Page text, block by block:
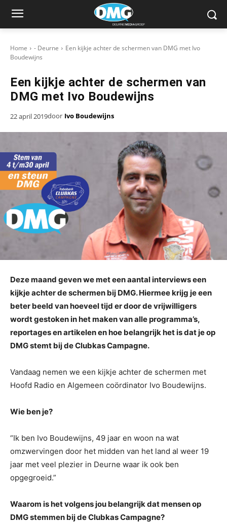
Home - Deurne
Een kijkje achter de schermen van DMG met Ivo
Boudewijns
Een kijkje achter de schermen van
DMG met Ivo Boudewijns
22 april 2019door Ivo Boudewijns
Deze maand geven we met een aantal interviews een
kijkje achter de schermen bij DMG. Hiermee krijg je een
beter beeld van hoeveel tijd er door de vrijwilligers
wordt gestoken in het maken van alle programma’s,
reportages en artikelen en hoe belangrijk het is dat je op
DMG stemt bij de Clubkas Campagne.
Vandaag nemen we een kijkje achter de schermen met
Hoofd Radio en Algemeen coördinator Ivo Boudewijns.
Wie ben je?
“Ik ben Ivo Boudewijns, 49 jaar en woon na wat
omzwervingen door het midden van het land al weer 19
jaar met veel plezier in Deurne waar ik ook ben
opgegroeid.”
Waarom is het volgens jou belangrijk dat mensen op
DMG stemmen bij de Clubkas Campagne?